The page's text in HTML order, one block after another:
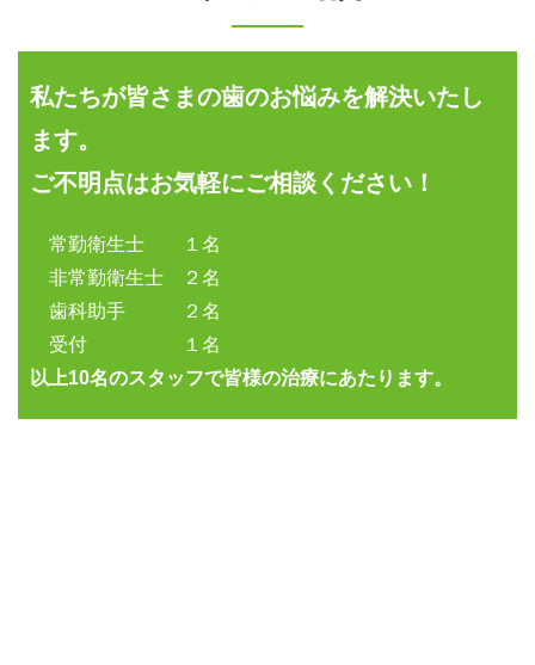
私たちが皆さまの歯のお悩みを解決いたし
ます。
ご不明点はお気軽にご相談ください！
常勤衛生士 １名
非常勤衛生士 ２名
歯科助手 ２名
受付 １名
以上10名のスタッフで皆様の治療にあたります。